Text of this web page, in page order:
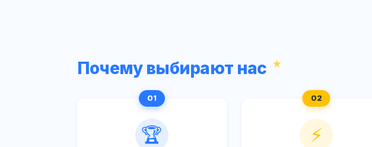
Почему выбирают нас
🏆 ⚡